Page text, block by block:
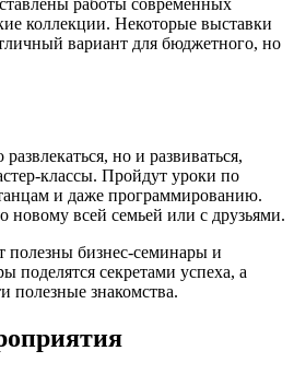
работы современных
коллекции. Некоторые выставки
вариант для бюджетного, но
но и развиваться,
классы. Пройдут уроки по
и даже программированию.
новому всей семьей или с друзьями.
полезны бизнес-семинары и
секретами успеха, а
полезные знакомства.